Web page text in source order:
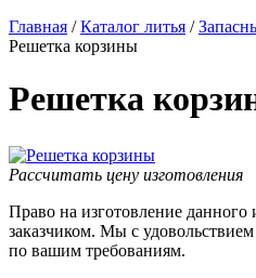
Главная /Каталог литья /
Решетка корзины
Решетка
Рассчитать цену изготовления
Право на изготовление данного
заказчиком. Мы с удовольствием
по вашим требованиям.